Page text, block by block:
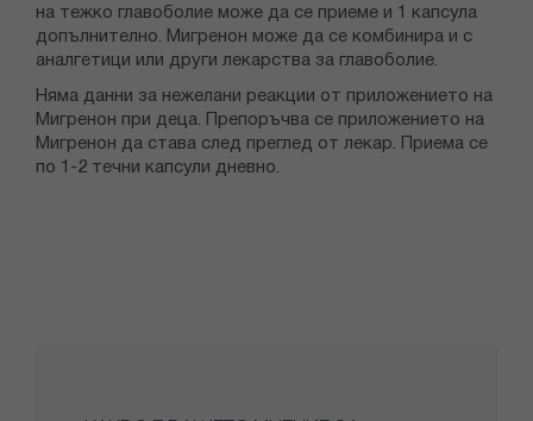
на тежко главоболие може да се приеме и 1 капсула
допълнително. Мигренон може да се комбинира и с
аналгетици или други лекарства за главоболие.
Няма данни за нежелани реакции от приложението на
Мигренон при деца. Препоръчва се приложението на
Мигренон да става след преглед от лекар. Приема се
по 1-2 течни капсули дневно.